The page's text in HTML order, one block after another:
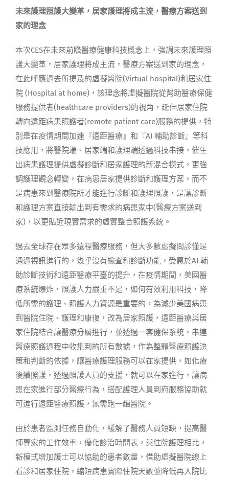
未來護理照護大變革，居家護理將成主流，醫療方案送到
家的理念
本次CES在未來前瞻醫療健康科技概念上，強調未來護理照
護大變革，居家護理將成主流，醫療方案送到家的理念，
在此呼應過去所提及的虛擬醫院(Virtual hospital)和居家住
院 (Hospital at home)，該理念將虛擬醫院從幫助醫療保健
服務提供者(healthcare providers)的視角，延伸居家住院
轉向遠距病患照護者(remote patient care)服務的提供，特
別是在疫情期間加速『遠距醫療』和『AI 輔助診斷』等科
技應用，將醫院端、居家端和護理端透過科技串接，催生
出病患護理提供虛擬診斷和居家護理的新混合模式，更強
調護理觀念轉變，在病患居家提供診斷和護理方案，而不
是病患來到醫療院所才能進行診斷和護理照護，是讓診斷
和護理方案直接輸出到有需求的病患家中(醫療方案送到
家)，以更貼近現實需求的虛實整合照護系統。
過去全球存在眾多遠程醫療服務，但大多數虛擬問診僅是
通過視訊進行的，幾乎沒有檢查和診斷功能，受惠於AI 輔
助診斷技術和遠距醫療平臺的提升，在疫情期間，美國醫
療系統爆炸，照護人力嚴重不足，如何有效利用科技，降
低所需的護理、照護人力資源是重要的，為減少美國病患
到醫院住院、護理和康復，改為居家照護，遠距醫療與居
家住院結合讓醫療分層進行，並透過一套健保系統，串連
醫療照護過程中收集到的所有數據，作為整體醫療照護決
策和判斷的依據，讓醫療護理服務可以在家提供，如化療
後續照護，透過照護人員的支援，就可以在家進行，讓病
患在家進行部分醫療行為，搭配護理人員到府服務協助就
可進行遠距醫療照護，無需跑一趟醫院。
由於患者監測任務自動化，緩解了醫務人員短缺，提高醫
師專家的工作效率，優化診治時間表，與住院護理相比，
新模式增加護士可以協助的患者數量，借助虛擬醫院線上
看診和居家住院，縮短病患實際住院天數並降低再入院比